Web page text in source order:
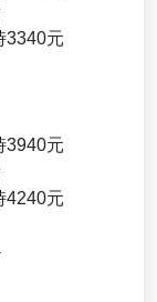
3340元
3940元
4240元